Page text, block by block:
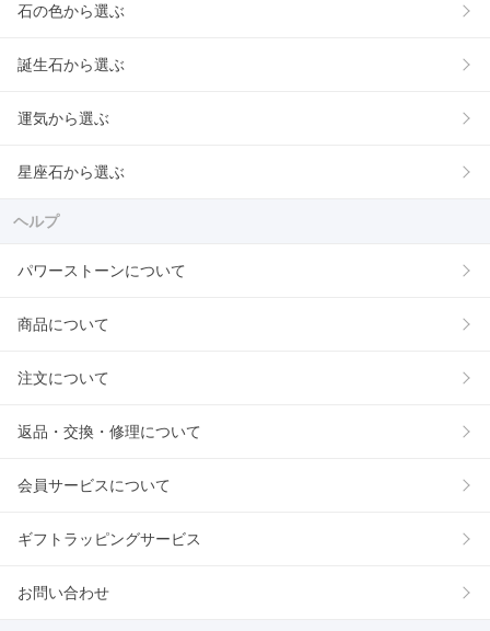
石の色から選ぶ
誕生石から選ぶ
運気から選ぶ
星座石から選ぶ
ヘルプ
パワーストーンについて
商品について
注文について
返品・交換・修理について
会員サービスについて
ギフトラッピングサービス
お問い合わせ